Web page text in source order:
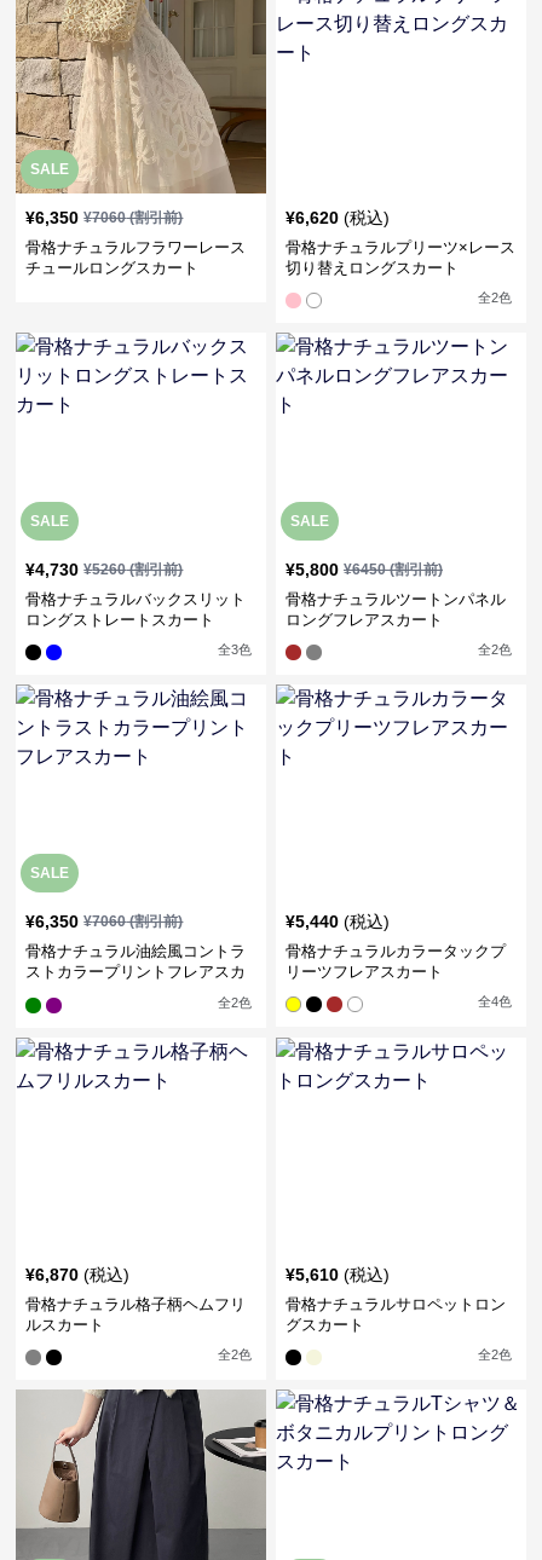
SALE
¥6,350 ¥7060(割引前)
骨格ナチュラルフラワーレース
チュールロングスカート
¥6,620 (税込)
骨格ナチュラルプリーツ×レース
切り替えロングスカート
全2色
SALE
¥4,730 ¥5260(割引前)
骨格ナチュラルバックスリット
ロングストレートスカート
全3色
SALE
¥5,800 ¥6450(割引前)
骨格ナチュラルツートンパネル
ロングフレアスカート
全2色
SALE
¥6,350 ¥7060(割引前)
骨格ナチュラル油絵風コントラ
ストカラープリントフレアスカ
全2色
¥5,440 (税込)
骨格ナチュラルカラータックプ
リーツフレアスカート
全4色
¥6,870 (税込)
骨格ナチュラル格子柄ヘムフリ
ルスカート
全2色
¥5,610 (税込)
骨格ナチュラルサロペットロン
グスカート
全2色